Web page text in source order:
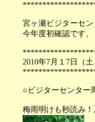
宮ヶ瀬ビジターセ
今年度初確認です。
2010年
○ビジターセンター
梅雨明けも秒読み！